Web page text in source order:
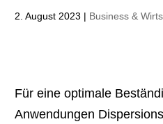
2. August 2023 | Business &
Für eine optimale
Anwendungen